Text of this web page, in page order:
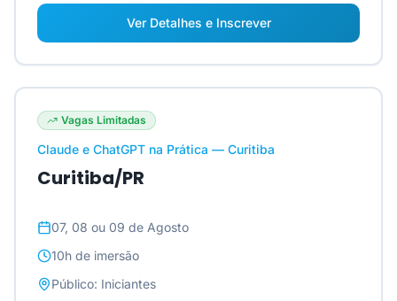
Ver Detalhes e Inscrever
Vagas Limitadas
Claude e ChatGPT na Prática — Curitiba
Curitiba/PR
07, 08 ou 09 de Agosto
10h de imersão
Público: Iniciantes